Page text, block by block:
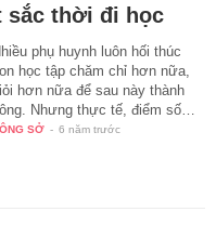
sắc thời đi học
phụ huynh luôn hối thúc
học tập chăm chỉ hơn nữa,
hơn nữa để sau này thành
Nhưng thực tế, điểm số…
SỞ - 6 năm trước